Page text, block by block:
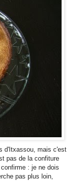
d'Itxassou, mais c'est
pas de la confiture
: je ne dois
pas plus loin,